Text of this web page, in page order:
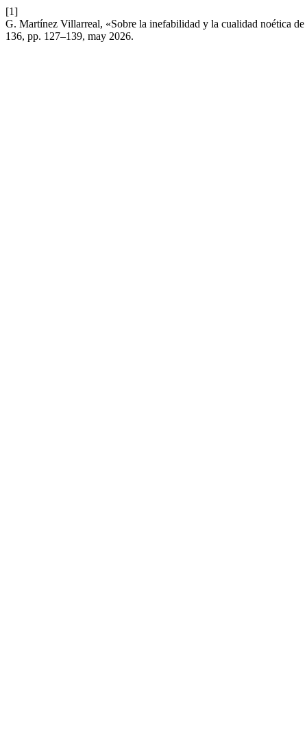
[1]
G. Martínez Villarreal, «Sobre la inefabilidad y la cualidad noética
136, pp. 127–139, may 2026.